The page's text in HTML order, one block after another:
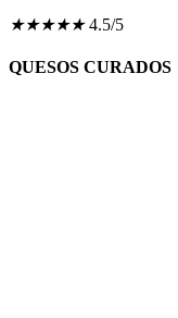
★★★★★ 4.5/5
QUESOS CURADOS